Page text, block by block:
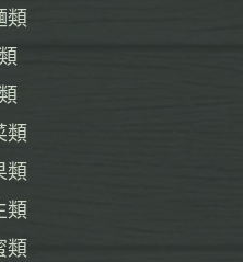
類
類
類
類
類